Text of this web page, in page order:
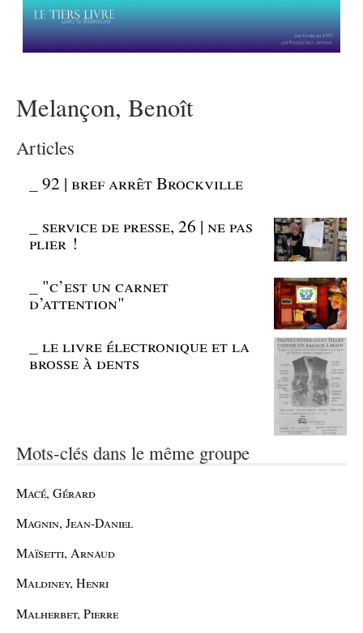
Melançon, Benoît
Articles
_92 | bref arrêt Brockville
service de presse, 26 | ne pas
plier !
"c’est un carnet
d’attention"
_le livre électronique et la
brosse à dents
Mots-clés dans le même groupe
Macé, Gérard
Magnin, Jean-Daniel
Maïsetti, Arnaud
Maldiney, Henri
Malherbet, Pierre